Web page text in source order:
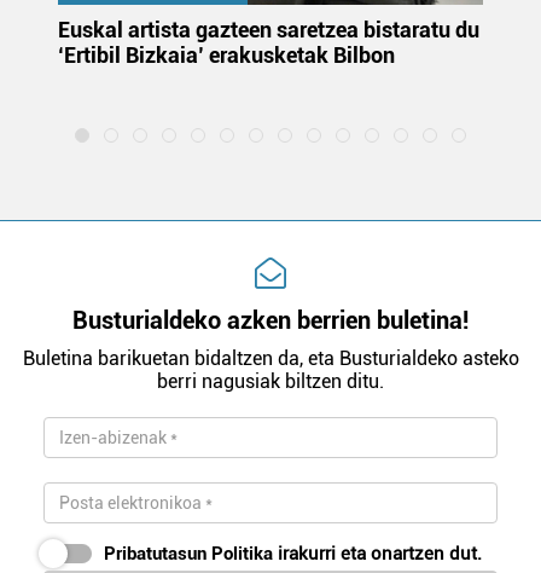
Euskal artista gazteen saretzea bistaratu du
‘Ertibil Bizkaia’ erakusketak Bilbon
Busturialdeko azken berrien buletina!
Buletina barikuetan bidaltzen da, eta Busturialdeko asteko
berri nagusiak biltzen ditu.
Pribatutasun Politika irakurri eta onartzen dut.